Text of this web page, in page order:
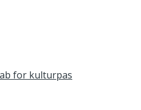
for kulturpas